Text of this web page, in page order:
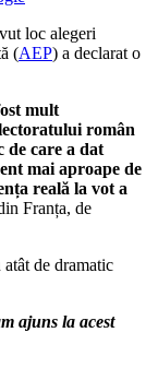
loc alegeri
(AEP) a declarat o
mult
român
de care a dat
mai aproape de
reală la vot a
Franța, de
de dramatic
ajuns la acest